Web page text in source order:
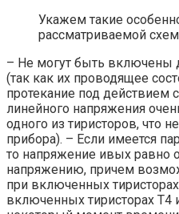
Укажем такие
рассматриваемой
– Не могут быть включены
(так как их проводящее
протекание под действием
линейного напряжения
одного из тиристоров, что
прибора). – Если имеется
то напряжение ивых равно
напряжению, причем
при включенных
включенных тиристорах